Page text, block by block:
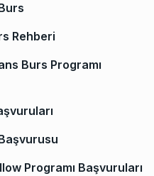
Rehberi
Burs Programı
Programı Başvuruları